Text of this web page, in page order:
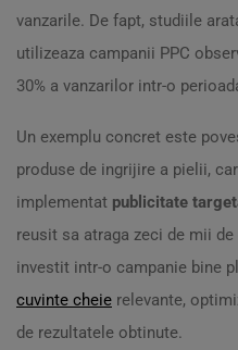
vanzarile. De fapt, studiile
utilizeaza campanii PPC
30% a vanzarilor intr-o
Un exemplu concret este
produse de ingrijire a pielii,
implementat publicitate
reusit sa atraga zeci de mii
investit intr-o campanie bine
cuvinte cheie relevante,
de rezultatele obtinute.